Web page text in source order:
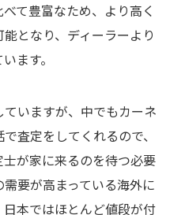
て豊富なため、より高く
となり、ディーラーより
ます。
いますが、中でもカーネ
査定をしてくれるので、
が家に来るのを待つ必要
要が高まっている海外に
本ではほとんど値段が付